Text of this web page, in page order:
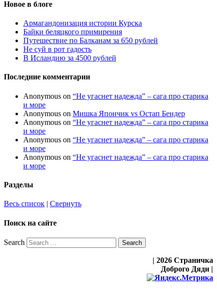
Новое в блоге
Армагандонизация истории Курска
Байки беляцкого примирения
Путешествие по Балканам за 650 рублей
Не суй в рот гадость
В Исландию за 4500 рублей
Последние комментарии
Anonymous on “Не угаснет надежда” – сага про старика
и море
Anonymous on Мишка Япончик vs Остап Бендер
Anonymous on “Не угаснет надежда” – сага про старика
и море
Anonymous on “Не угаснет надежда” – сага про старика
и море
Anonymous on “Не угаснет надежда” – сага про старика
и море
Разделы
Весь список | Свернуть
Поиск на сайте
Search
| 2026 Страничка
Доброго Дяди |